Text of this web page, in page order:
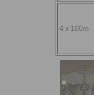
4 x 100m